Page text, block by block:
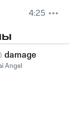
4:25
damage
Angel